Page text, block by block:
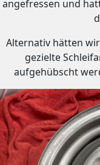
angefressen und
Alternativ hätten
gezielte
aufgehübscht